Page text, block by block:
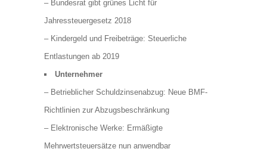
– Bundesrat gibt grünes Licht für
Jahressteuergesetz 2018
– Kindergeld und Freibeträge: Steuerliche
Entlastungen ab 2019
Unternehmer
– Betrieblicher Schuldzinsenabzug: Neue BMF-
Richtlinien zur Abzugsbeschränkung
– Elektronische Werke: Ermäßigte
Mehrwertsteuersätze nun anwendbar